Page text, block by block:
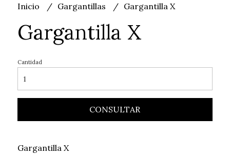
Inicio Gargantillas Gargantilla X
Gargantilla X
Cantidad
CONSULTAR
Gargantilla X